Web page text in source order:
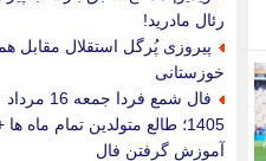
رئال مادرید!
پیروزی پُرگل استقلال مقابل
خوزستانی
فال شمع فردا جمعه 16 مرداد
1405؛ طالع متولدین تمام ماه ها
آموزش گرفتن فال